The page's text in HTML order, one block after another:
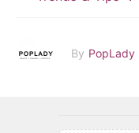
By PopLady